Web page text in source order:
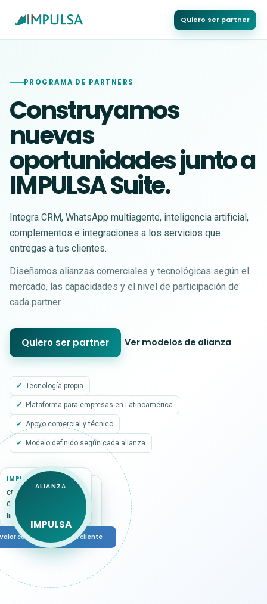
Quiero ser partner
PROGRAMA DE PARTNERS
Construyamos
nuevas
oportunidades junto a
IMPULSA Suite.
Integra CRM, WhatsApp multiagente, inteligencia artificial,
complementos e integraciones a los servicios que
entregas a tus clientes.
Diseñamos alianzas comerciales y tecnológicas según el
mercado, las capacidades y el nivel de participación de
cada partner.
Quiero ser partner Ver modelos de alianza
Tecnología propia
Plataforma para empresas en Latinoamérica
Apoyo comercial y técnico
Modelo definido según cada alianza
CAPACIDADES DEL
PARTNER
Tecnología · Servicios
ALIANZA
IMPULSA
IMPULSA SUITE
CRM · SAC
Complementos ·
Integraciones
compartido para el cliente